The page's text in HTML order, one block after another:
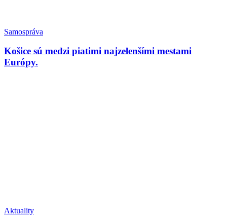
Samospráva
Košice sú medzi piatimi najzelenšími mestami
Európy.
Aktuality